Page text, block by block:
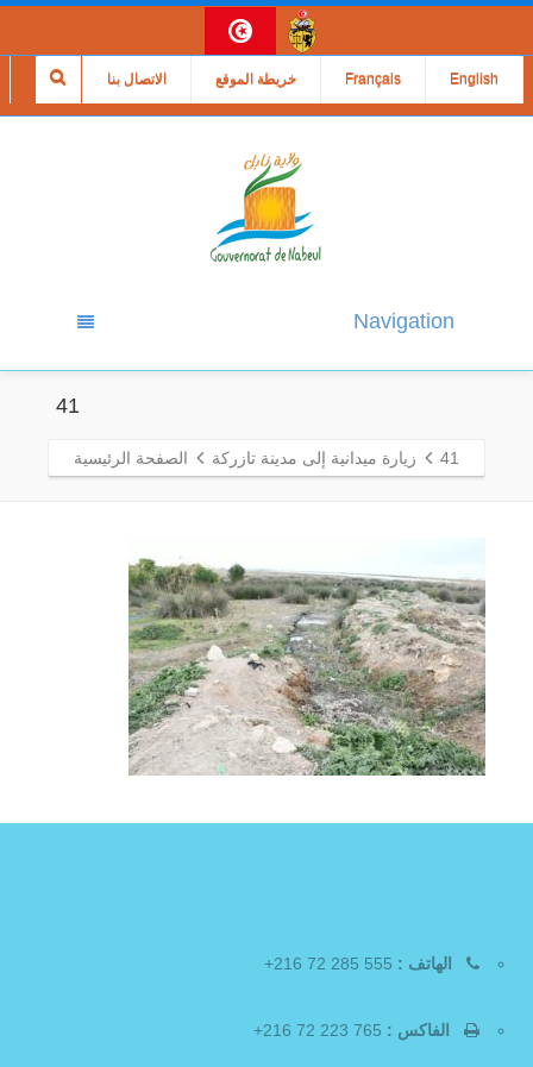
الاتصال بنا خريطة الموقع Français English
Navigation
41
41 زيارة ميدانية إلى مدينة تازركة الصفحة الرئيسية
الهاتف :
الفاكس :